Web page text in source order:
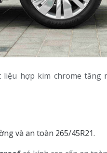
hợp kim chrome
và an toàn 265/45R21.